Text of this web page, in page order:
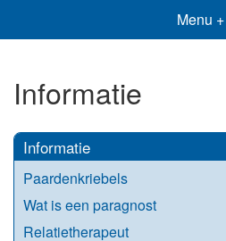
Menu +
Informatie
Informatie
Paardenkriebels
Wat is een paragnost
Relatietherapeut